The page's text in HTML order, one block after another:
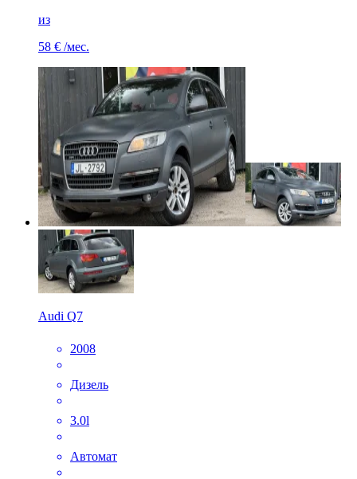
из
58 € /мес.
Audi Q7
2008
Дизель
3.0l
Автомат